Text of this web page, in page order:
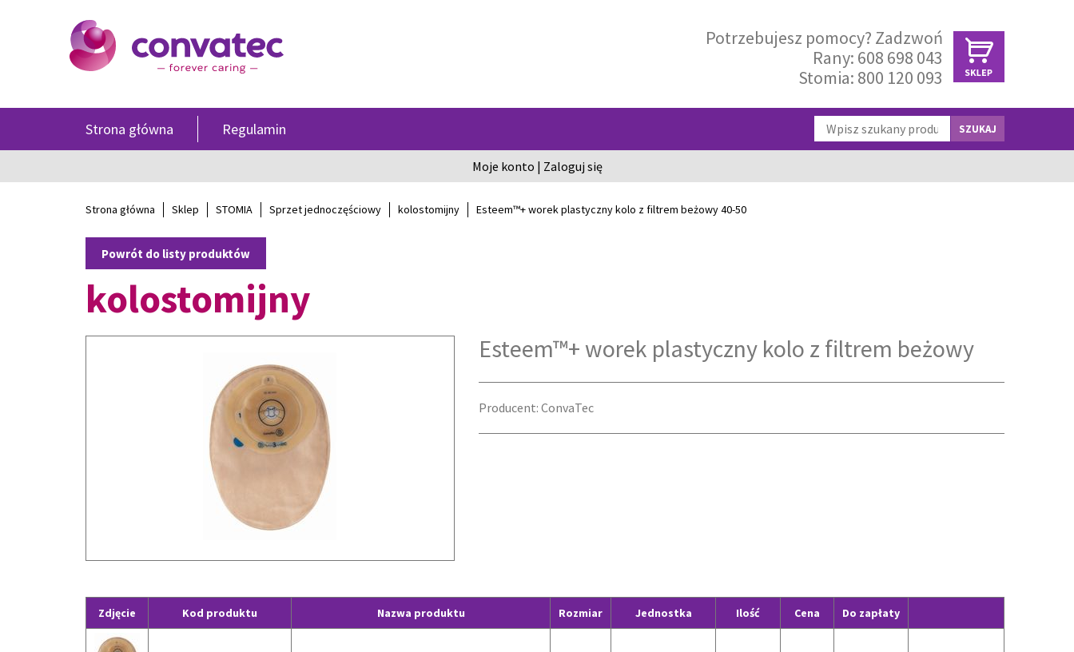
Potrzebujesz pomocy? Zadzwoń
Rany: 608 698 043
Stomia: 800 120 093
Strona główna Regulamin SZUKAJ
Moje konto | Zaloguj się
Strona główna Sklep STOMIA Sprzet jednoczęściowy kolostomijny Esteem™+ worek plastyczny kolo z filtrem beżowy 40-50
Powrót do listy produktów
kolostomijny
Esteem™+ worek plastyczny kolo z filtrem beżowy
Producent: ConvaTec
Zdjęcie Kod produktu Nazwa produktu Rozmiar Jednostka Ilość Cena Do zapłaty